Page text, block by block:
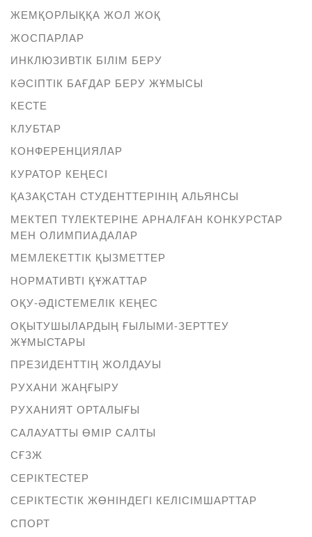
ЖЕМҚОРЛЫҚҚА ЖОЛ ЖОҚ
ЖОСПАРЛАР
ИНКЛЮЗИВТІК БІЛІМ БЕРУ
КӘСІПТІК БАҒДАР БЕРУ ЖҰМЫСЫ
КЕСТЕ
КЛУБТАР
КОНФЕРЕНЦИЯЛАР
КУРАТОР КЕҢЕСІ
ҚАЗАҚСТАН СТУДЕНТТЕРІНІҢ АЛЬЯНСЫ
МЕКТЕП ТҮЛЕКТЕРІНЕ АРНАЛҒАН КОНКУРСТАР
МЕН ОЛИМПИАДАЛАР
МЕМЛЕКЕТТІК ҚЫЗМЕТТЕР
НОРМАТИВТІ ҚҰЖАТТАР
ОҚУ-ӘДІСТЕМЕЛІК КЕҢЕС
ОҚЫТУШЫЛАРДЫҢ ҒЫЛЫМИ-ЗЕРТТЕУ
ЖҰМЫСТАРЫ
ПРЕЗИДЕНТТІҢ ЖОЛДАУЫ
РУХАНИ ЖАҢҒЫРУ
РУХАНИЯТ ОРТАЛЫҒЫ
САЛАУАТТЫ ӨМІР САЛТЫ
СҒЗЖ
СЕРІКТЕСТЕР
СЕРІКТЕСТІК ЖӨНІНДЕГІ КЕЛІСІМШАРТТАР
СПОРТ